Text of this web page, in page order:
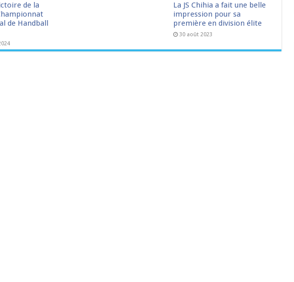
de la
de Handball
La JS Chihia a fait une belle
impression pour sa
première en division élite
30 août 2023